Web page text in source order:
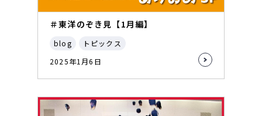
＃東洋のぞき見【1月編】
blog
トピックス
2025年1月6日